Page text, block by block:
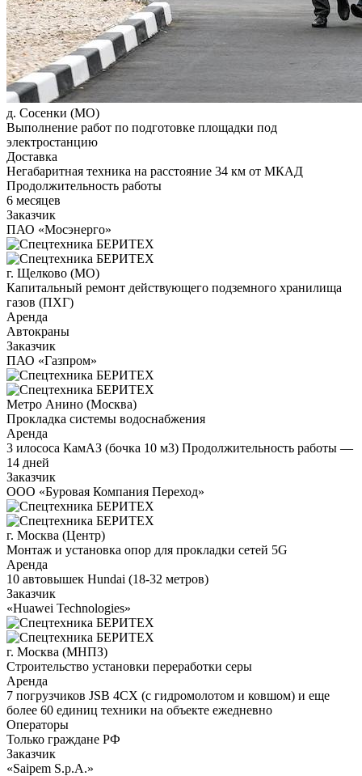
д. Сосенки (МО)
Выполнение работ по подготовке площадки под
электростанцию
Доставка
Негабаритная техника на расстояние 34 км от МКАД
Продолжительность работы
6 месяцев
Заказчик
ПАО «Мосэнерго»
г. Щелково (МО)
Капитальный ремонт действующего подземного хранилища
газов (ПХГ)
Аренда
Автокраны
Заказчик
ПАО «Газпром»
Метро Анино (Москва)
Прокладка системы водоснабжения
Аренда
3 илососа КамАЗ (бочка 10 м3) Продолжительность работы —
14 дней
Заказчик
ООО «Буровая Компания Переход»
г. Москва (Центр)
Монтаж и установка опор для прокладки сетей 5G
Аренда
10 автовышек Hundai (18-32 метров)
Заказчик
«Huawei Technologies»
г. Москва (МНПЗ)
Строительство установки переработки серы
Аренда
7 погрузчиков JSB 4CX (с гидромолотом и ковшом) и еще
более 60 единиц техники на объекте ежедневно
Операторы
Только граждане РФ
Заказчик
«Saipem S.p.A.»